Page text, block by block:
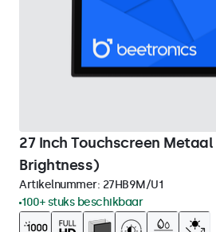
27 Inch Touchscreen
Brightness)
Artikelnummer: 27HB9M/U1
100+ stuks beschikbaar